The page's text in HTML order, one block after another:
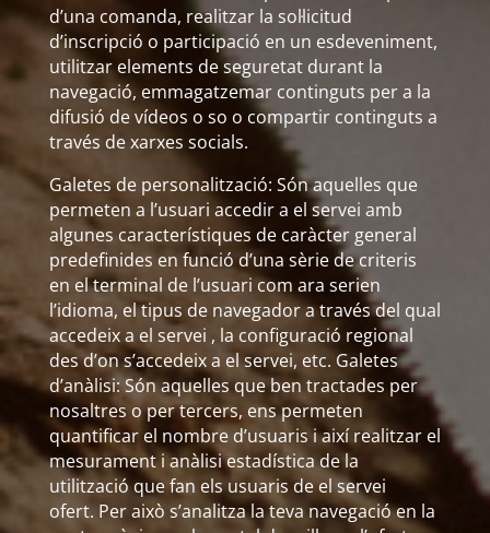
d’una comanda, realitzar la sol·licitud
d’inscripció o participació en un esdeveniment,
utilitzar elements de seguretat durant la
navegació, emmagatzemar continguts per a la
difusió de vídeos o so o compartir continguts a
través de xarxes socials.
Galetes de personalització: Són aquelles que
permeten a l’usuari accedir a el servei amb
algunes característiques de caràcter general
predefinides en funció d’una sèrie de criteris
en el terminal de l’usuari com ara serien
l’idioma, el tipus de navegador a través del qual
accedeix a el servei , la configuració regional
des d’on s’accedeix a el servei, etc. Galetes
d’anàlisi: Són aquelles que ben tractades per
nosaltres o per tercers, ens permeten
quantificar el nombre d’usuaris i així realitzar el
mesurament i anàlisi estadística de la
utilització que fan els usuaris de el servei
ofert. Per això s’analitza la teva navegació en la